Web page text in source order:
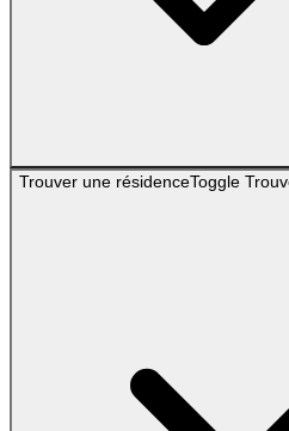
Trouver une résidenceToggle